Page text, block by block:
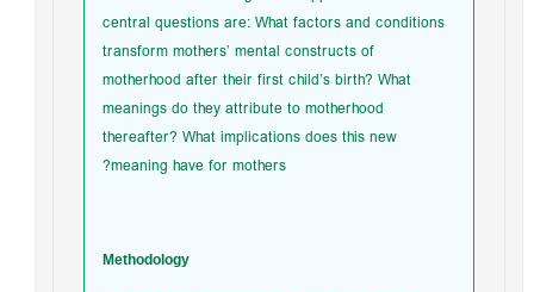
central questions are: What factors and conditions
transform mothers’ mental constructs of
motherhood after their first child’s birth? What
meanings do they attribute to motherhood
thereafter? What implications does this new
meaning have for mothers?
Methodology